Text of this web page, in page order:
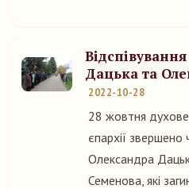
Дацька та
2022-10-28
28 жовтня
єпархії звершено
Олександра
Семенова, які